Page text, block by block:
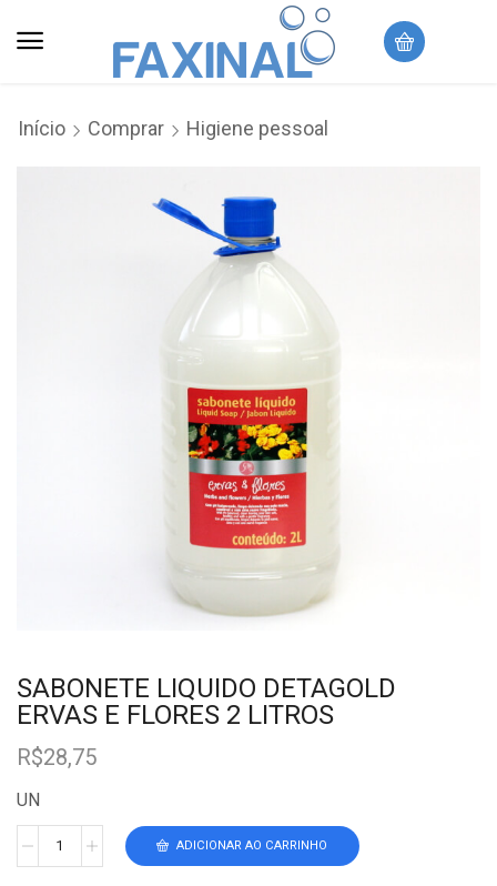
Início Comprar Higiene pessoal
SABONETE LIQUIDO DETAGOLD
ERVAS E FLORES 2 LITROS
R$28,75
UN
ADICIONAR AO CARRINHO